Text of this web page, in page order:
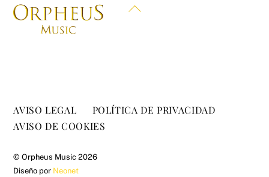
Back
AVISO LEGAL
POLÍTICA DE PRIVACIDAD
AVISO DE COOKIES
©Orpheus Music 2026
Diseño por Neonet